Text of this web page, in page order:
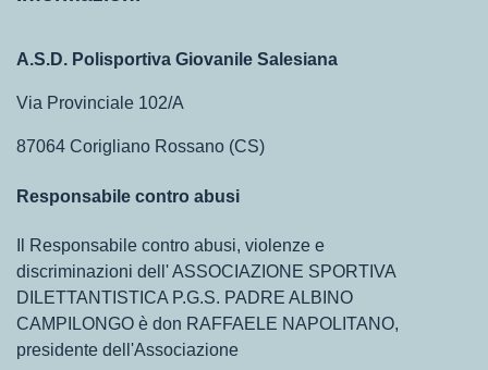
A.S.D. Polisportiva Giovanile Salesiana
Via Provinciale 102/A
87064 Corigliano Rossano (CS)
Responsabile contro abusi
Il Responsabile contro abusi, violenze e
discriminazioni dell' ASSOCIAZIONE SPORTIVA
DILETTANTISTICA P.G.S. PADRE ALBINO
CAMPILONGO è don RAFFAELE NAPOLITANO,
presidente dell'Associazione